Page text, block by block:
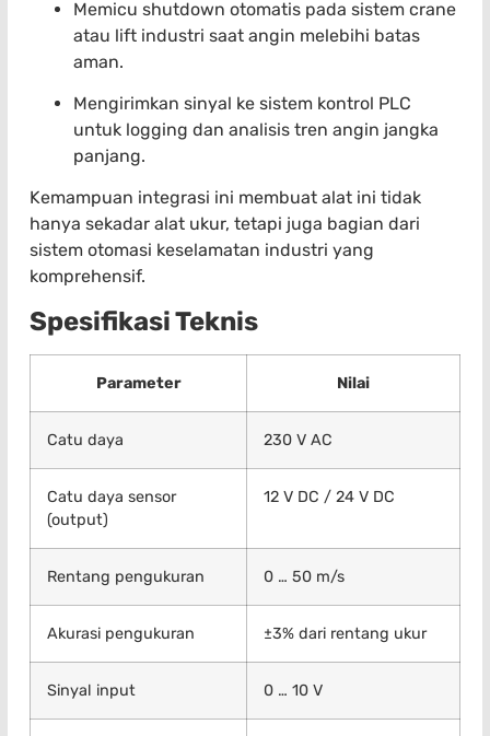
Memicu shutdown otomatis pada sistem crane
atau lift industri saat angin melebihi batas
aman.
Mengirimkan sinyal ke sistem kontrol PLC
untuk logging dan analisis tren angin jangka
panjang.
Kemampuan integrasi ini membuat alat ini tidak
hanya sekadar alat ukur, tetapi juga bagian dari
sistem otomasi keselamatan industri yang
komprehensif.
Spesifikasi Teknis
Parameter Nilai
Catu daya 230 V AC
Catu daya sensor
(output)
12 V DC / 24 V DC
Rentang pengukuran 0 … 50 m/s
Akurasi pengukuran ±3% dari rentang ukur
Sinyal input 0 … 10 V